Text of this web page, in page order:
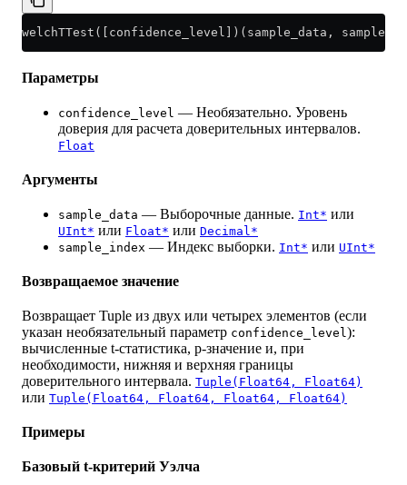
welchTTest([confidence_level])(sample_data,
Параметры
confidence_level — Необязательно. Уровень
доверия для расчета доверительных интервалов.
Float
Аргументы
sample_data — Выборочные данные. Int* или
UInt* или Float* или Decimal*
sample_index — Индекс выборки. Int* или UInt*
Возвращаемое значение
Возвращает Tuple из двух или четырех элементов (если
указан необязательный параметр confidence_level):
вычисленные t-статистика, p-значение и, при
необходимости, нижняя и верхняя границы
доверительного интервала. Tuple(Float64, Float64)
или Tuple(Float64, Float64, Float64, Float64)
Примеры
Базовый t-критерий Уэлча